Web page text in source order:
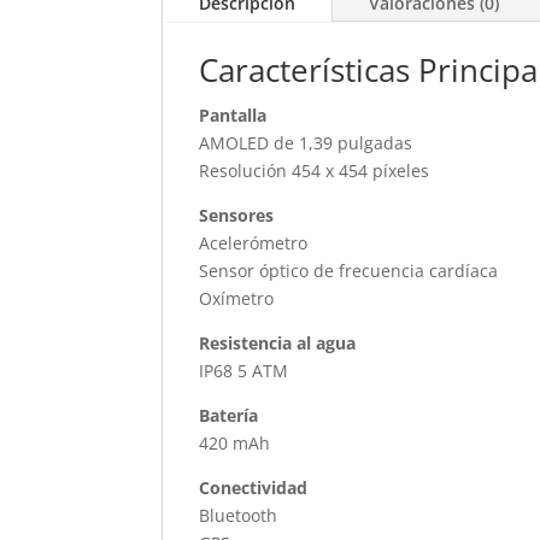
Características
Pantalla
AMOLED de 1,39 pulgadas
Resolución 454 x 454 píxeles
Sensores
Acelerómetro
Sensor óptico de frecuencia cardíaca
Oxímetro
Resistencia al agua
IP68 5 ATM
Batería
420 mAh
Conectividad
Bluetooth